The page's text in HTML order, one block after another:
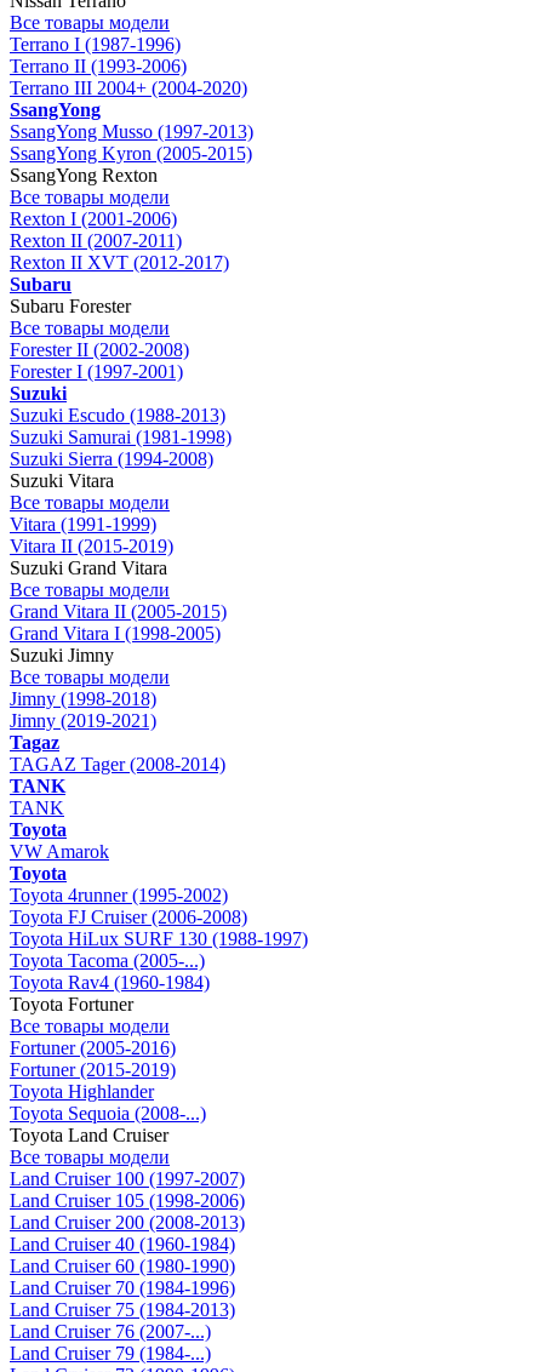
Все товары модели
Terrano I (1987-1996)
Terrano II (1993-2006)
Terrano III 2004+ (2004-2020)
SsangYong
SsangYong Musso (1997-2013)
SsangYong Kyron (2005-2015)
SsangYong Rexton
Все товары модели
Rexton I (2001-2006)
Rexton II (2007-2011)
Rexton II XVT (2012-2017)
Subaru
Subaru Forester
Все товары модели
Forester II (2002-2008)
Forester I (1997-2001)
Suzuki
Suzuki Escudo (1988-2013)
Suzuki Samurai (1981-1998)
Suzuki Sierra (1994-2008)
Suzuki Vitara
Все товары модели
Vitara (1991-1999)
Vitara II (2015-2019)
Suzuki Grand Vitara
Все товары модели
Grand Vitara II (2005-2015)
Grand Vitara I (1998-2005)
Suzuki Jimny
Все товары модели
Jimny (1998-2018)
Jimny (2019-2021)
Tagaz
TAGAZ Tager (2008-2014)
TANK
TANK
Toyota
VW Amarok
Toyota
Toyota 4runner (1995-2002)
Toyota FJ Cruiser (2006-2008)
Toyota HiLux SURF 130 (1988-1997)
Toyota Tacoma (2005-...)
Toyota Rav4 (1960-1984)
Toyota Fortuner
Все товары модели
Fortuner (2005-2016)
Fortuner (2015-2019)
Toyota Highlander
Toyota Sequoia (2008-...)
Toyota Land Cruiser
Все товары модели
Land Cruiser 100 (1997-2007)
Land Cruiser 105 (1998-2006)
Land Cruiser 200 (2008-2013)
Land Cruiser 40 (1960-1984)
Land Cruiser 60 (1980-1990)
Land Cruiser 70 (1984-1996)
Land Cruiser 75 (1984-2013)
Land Cruiser 76 (2007-...)
Land Cruiser 79 (1984-...)